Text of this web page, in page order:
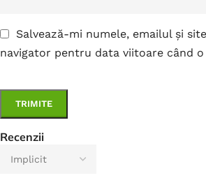
Recenzii
Salvează-mi numele, emailul și
navigator pentru data viitoare când o